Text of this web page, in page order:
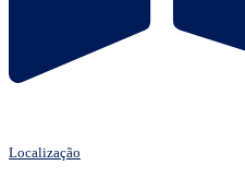
Localização